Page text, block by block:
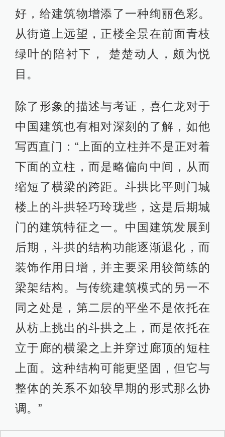
好，给建筑物增添了一种绚丽色彩。
从街道上远望，正楼全景在前面青枝
绿叶的陪衬下， 楚楚动人，颇为悦
目。
除了形象的描述与考证，喜仁龙对于
中国建筑也有相对深刻的了解，如他
写西直门：“上面的立柱并不是正对着
下面的立柱，而是略偏向中间，从而
缩短了横梁的跨距。斗拱比平则门城
楼上的斗拱轻巧玲珑些，这是后期城
门的建筑特征之一。中国建筑发展到
后期，斗拱的结构功能逐渐退化，而
装饰作用日增，并主要采用较简练的
梁架结构。与传统建筑模式的另一不
同之处是，第二层的平坐不是依托在
从枋上挑出的斗拱之上，而是依托在
立于廊的横梁之上并穿过廊顶的短柱
上面。这种结构可能更坚固，但它与
整体的关系不如较早期的形式那么协
调。”